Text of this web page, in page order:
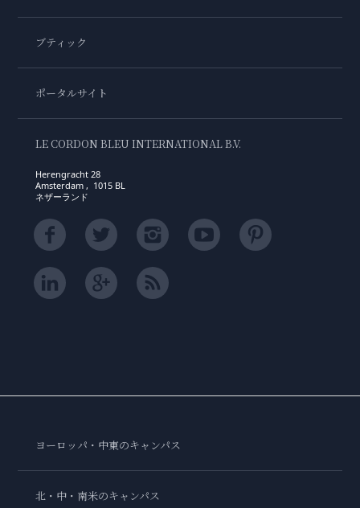
ブティック
ポータルサイト
LE CORDON BLEU INTERNATIONAL B.V.
Herengracht 28
Amsterdam , 1015 BL
ネザーランド
ヨーロッパ・中東のキャンパス
北・中・南米のキャンパス